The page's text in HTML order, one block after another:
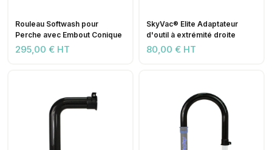
Rouleau Softwash pour
Perche avec Embout Conique
295,00 € HT
SkyVac® Elite Adaptateur
d'outil à extrémité droite
80,00 € HT